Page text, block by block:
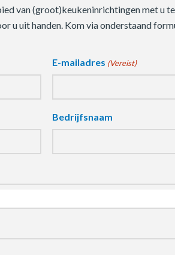
van (groot)keukeninrichtingen met u
u uit handen. Kom via onderstaand
E-mailadres (Vereist)
Bedrijfsnaam